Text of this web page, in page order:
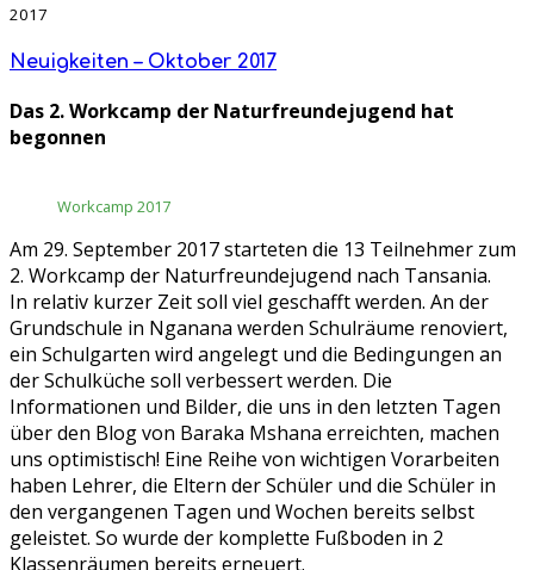
2017
Neuigkeiten – Oktober 2017
Das 2. Workcamp der Naturfreundejugend hat
begonnen
Workcamp 2017
Am 29. September 2017 starteten die 13 Teilnehmer zum
2. Workcamp der Naturfreundejugend nach Tansania.
In relativ kurzer Zeit soll viel geschafft werden. An der
Grundschule in Nganana werden Schulräume renoviert,
ein Schulgarten wird angelegt und die Bedingungen an
der Schulküche soll verbessert werden. Die
Informationen und Bilder, die uns in den letzten Tagen
über den Blog von Baraka Mshana erreichten, machen
uns optimistisch! Eine Reihe von wichtigen Vorarbeiten
haben Lehrer, die Eltern der Schüler und die Schüler in
den vergangenen Tagen und Wochen bereits selbst
geleistet. So wurde der komplette Fußboden in 2
Klassenräumen bereits erneuert.